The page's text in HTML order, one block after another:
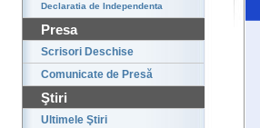
Declaratia de Independenta
Presa
Scrisori Deschise
Comunicate de Presă
Ştiri
Ultimele Ştiri